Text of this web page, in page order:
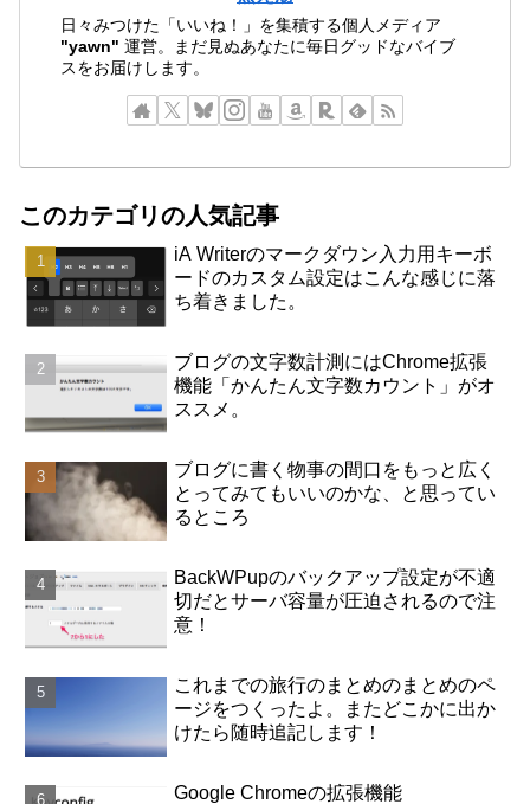
日々みつけた「いいね！」を集積する個人メディア
"yawn" 運営。まだ見ぬあなたに毎日グッドなバイブ
スをお届けします。
このカテゴリの人気記事
iA Writerのマークダウン入力用キーボ
ードのカスタム設定はこんな感じに落
ち着きました。
ブログの文字数計測にはChrome拡張
機能「かんたん文字数カウント」がオ
ススメ。
ブログに書く物事の間口をもっと広く
とってみてもいいのかな、と思ってい
るところ
BackWPupのバックアップ設定が不適
切だとサーバ容量が圧迫されるので注
意！
これまでの旅行のまとめのまとめのペ
ージをつくったよ。またどこかに出か
けたら随時追記します！
Google Chromeの拡張機能